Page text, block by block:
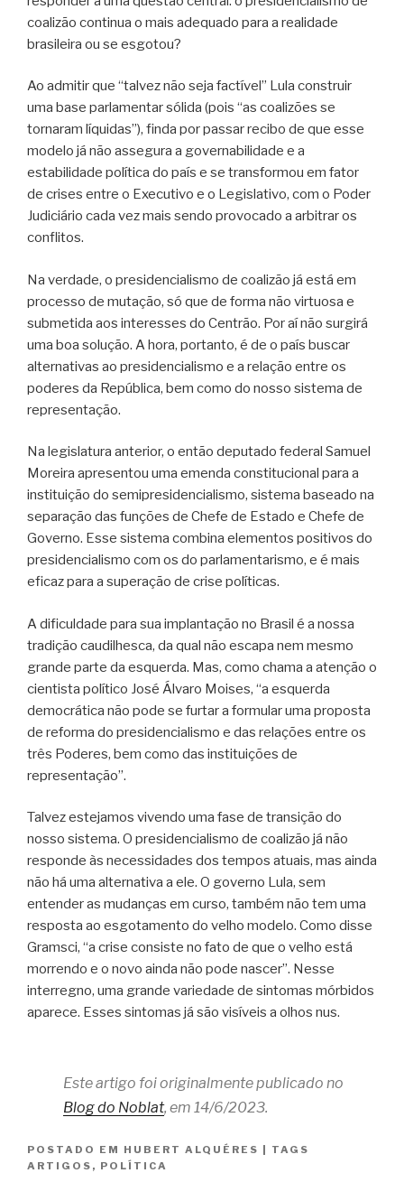
coalizão continua o mais adequado para a realidade
brasileira ou se esgotou?
Ao admitir que “talvez não seja factível” Lula construir
uma base parlamentar sólida (pois “as coalizões se
tornaram líquidas”), finda por passar recibo de que esse
modelo já não assegura a governabilidade e a
estabilidade política do país e se transformou em fator
de crises entre o Executivo e o Legislativo, com o Poder
Judiciário cada vez mais sendo provocado a arbitrar os
conflitos.
Na verdade, o presidencialismo de coalizão já está em
processo de mutação, só que de forma não virtuosa e
submetida aos interesses do Centrão. Por aí não surgirá
uma boa solução. A hora, portanto, é de o país buscar
alternativas ao presidencialismo e a relação entre os
poderes da República, bem como do nosso sistema de
representação.
Na legislatura anterior, o então deputado federal Samuel
Moreira apresentou uma emenda constitucional para a
instituição do semipresidencialismo, sistema baseado na
separação das funções de Chefe de Estado e Chefe de
Governo. Esse sistema combina elementos positivos do
presidencialismo com os do parlamentarismo, e é mais
eficaz para a superação de crise políticas.
A dificuldade para sua implantação no Brasil é a nossa
tradição caudilhesca, da qual não escapa nem mesmo
grande parte da esquerda. Mas, como chama a atenção o
cientista político José Álvaro Moises, “a esquerda
democrática não pode se furtar a formular uma proposta
de reforma do presidencialismo e das relações entre os
três Poderes, bem como das instituições de
representação”.
Talvez estejamos vivendo uma fase de transição do
nosso sistema. O presidencialismo de coalizão já não
responde às necessidades dos tempos atuais, mas ainda
não há uma alternativa a ele. O governo Lula, sem
entender as mudanças em curso, também não tem uma
resposta ao esgotamento do velho modelo. Como disse
Gramsci, “a crise consiste no fato de que o velho está
morrendo e o novo ainda não pode nascer”. Nesse
interregno, uma grande variedade de sintomas mórbidos
aparece. Esses sintomas já são visíveis a olhos nus.
Este artigo foi originalmente publicado no
Blog do Noblat, em 14/6/2023.
POSTADO EM HUBERT ALQUÉRES | TAGS
ARTIGOS , POLÍTICA